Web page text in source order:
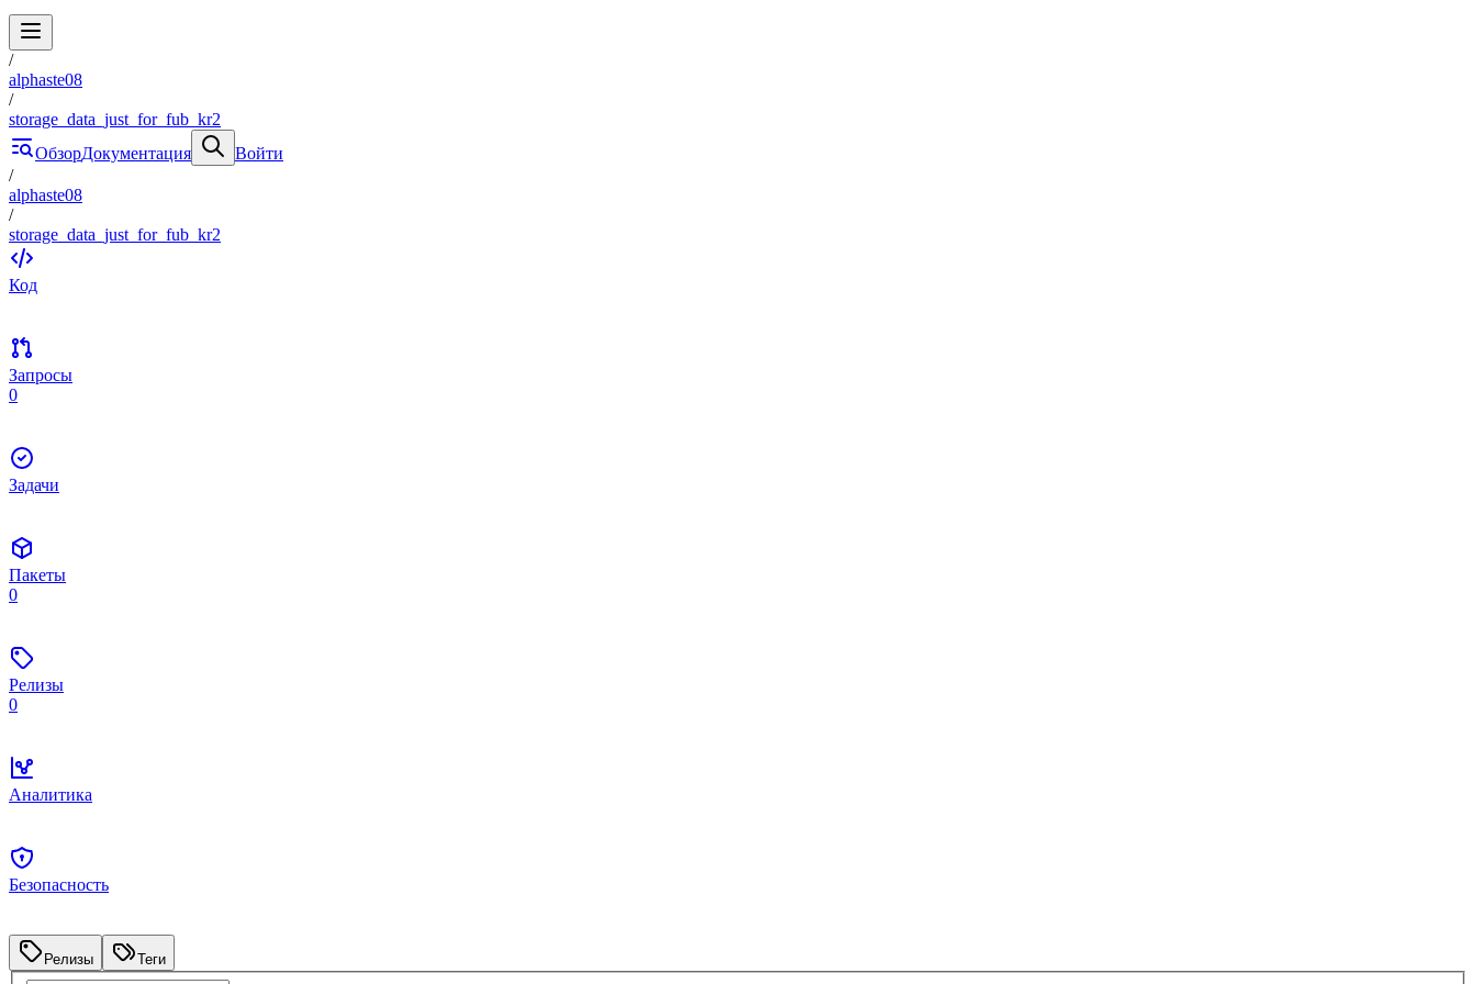
/
alphaste08
/
storage_data_just_for_fub_kr2
ОбзорДокументация
Войти
/
alphaste08
/
storage_data_just_for_fub_kr2
Код
Запросы
0
Задачи
Пакеты
0
Релизы
0
Аналитика
Безопасность
Релизы Теги